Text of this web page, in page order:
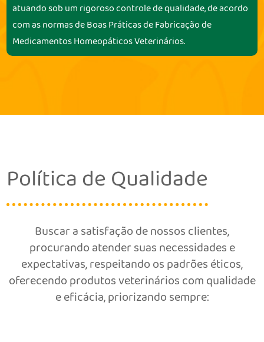
atuando sob um rigoroso controle de qualidade, de acordo
com as normas de Boas Práticas de Fabricação de
Medicamentos Homeopáticos Veterinários.
Política de Qualidade
Buscar a satisfação de nossos clientes,
procurando atender suas necessidades e
expectativas, respeitando os padrões éticos,
oferecendo produtos veterinários com qualidade
e eficácia, priorizando sempre: